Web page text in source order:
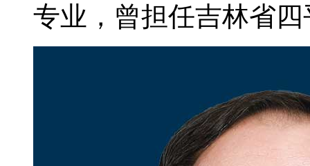
专业，曾担任吉林省